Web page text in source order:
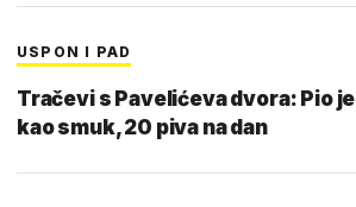
USPON I PAD
Tračevi s Pavelićeva dvora: Pio je
kao smuk, 20 piva na dan